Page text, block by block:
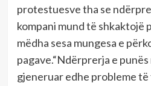
protestuesve tha se
kompani mund të shkaktojë
mëdha sesa mungesa e
pagave.“Ndërprerja e punës
gjeneruar edhe probleme